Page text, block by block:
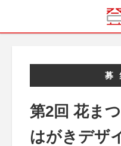
募
第2回 花ま
はがきデザ